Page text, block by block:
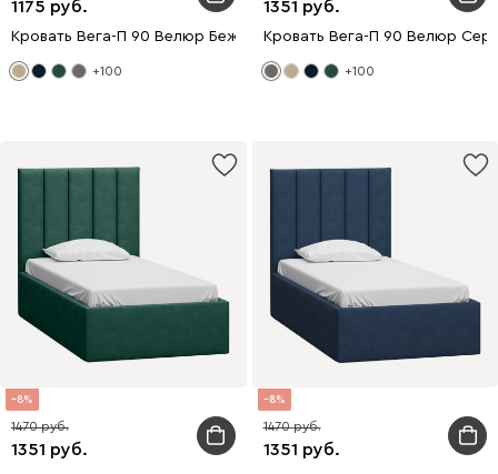
1175
Кровать Вега-П 90 Велюр Бежевый
+100
1351
Кровать Вега-П 90 Велюр
+100
8
1351
1470
8
1351
1470